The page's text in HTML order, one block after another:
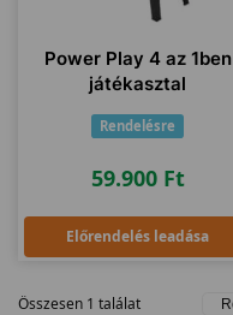
Power Play 4 az 1ben
játékasztal
Rendelésre
59.900 Ft
Előrendelés leadása
Összesen 1 találat